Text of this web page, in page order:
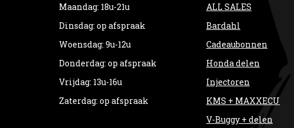
Maandag: 18u-21u
Dinsdag: op afspraak
Woensdag: 9u-12u
Donderdag: op afspraak
Vrijdag: 13u-16u
Zaterdag: op afspraak
ALL SALES
Bardahl
Cadeaubonnen
Honda delen
Injectoren
KMS + MAXXECU
V-Buggy + delen